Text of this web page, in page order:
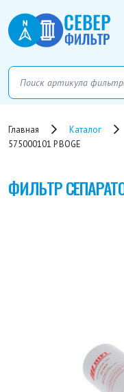
Главная Каталог
575000101 P BOGE
ФИЛЬТР